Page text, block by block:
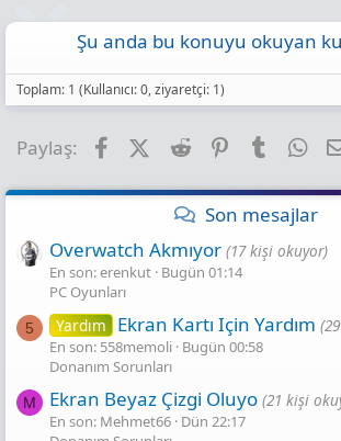
Şu anda bu konuyu okuyan
Toplam: 1 (Kullanıcı: 0, ziyaretçi: 1)
Paylaş: FacebookX (Twitter)
Reddit PinterestTumblr
Son mesajlar
Overwatch Akmıyor (17 kişi okuyor)
En son: erenkut Bugün 01:14
PC Oyunları
5 Yardım Ekran Kartı Için Yardım
En son: 558memoli Bugün 00:58
Donanım Sorunları
M Ekran Beyaz Çizgi Oluyo (21 kişi
En son: Mehmet66 Dün 22:17